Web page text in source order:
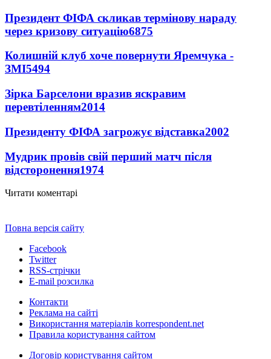
Президент ФІФА скликав термінову нараду
через кризову ситуацію6875
Колишній клуб хоче повернути Яремчука -
ЗМІ5494
Зірка Барселони вразив яскравим
перевтіленням2014
Президенту ФІФА загрожує відставка2002
Мудрик провів свій перший матч після
відсторонення1974
Читати коментарі
Повна версія сайту
Facebook
Twitter
RSS-стрічки
E-mail розсилка
Контакти
Реклама на сайті
Використання матеріалів korrespondent.net
Правила користування сайтом
Договір користування сайтом